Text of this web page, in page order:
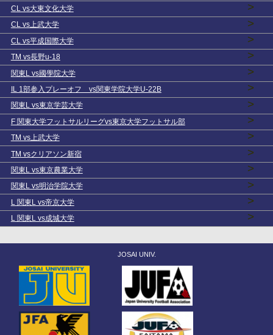
CL vs大東文化大学 >
CL vs上武大学 >
CL vs平成国際大学 >
TM vs長野u-18 >
関東L vs國學院大学 >
IL 1部参入プレーオフ vs関東学院大学U-22B >
関東L vs東京学芸大学 >
F 関東大学フットサルリーグvs東京大学フットサル部 >
TM vs上武大学 >
TM vsクリアソン新宿 >
関東L vs東京農業大学 >
関東L vs明治学院大学 >
L 関東L vs帝京大学 >
L 関東L vs成城大学 >
JOSAI UNIV.